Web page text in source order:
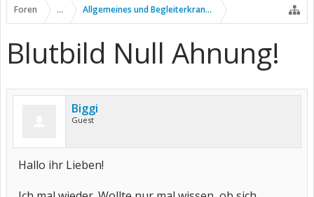
Foren ... Allgemeines und Begleiterkrankungen
Blutbild Null Ahnung!
Biggi
Guest
Hallo ihr Lieben!